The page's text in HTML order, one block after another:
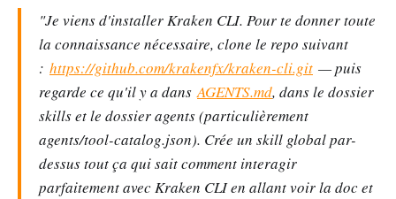
"Je viens d'installer Kraken CLI. Pour te donner toute
la connaissance nécessaire, clone le repo suivant
: https://github.com/krakenfx/kraken-cli.git — puis
regarde ce qu'il y a dansAGENTS.md, dans le dossier
skills et le dossier agents (particulièrement
agents/tool-catalog.json). Crée un skill global par-
dessus tout ça qui sait comment interagir
parfaitement avec Kraken CLI en allant voir la doc et